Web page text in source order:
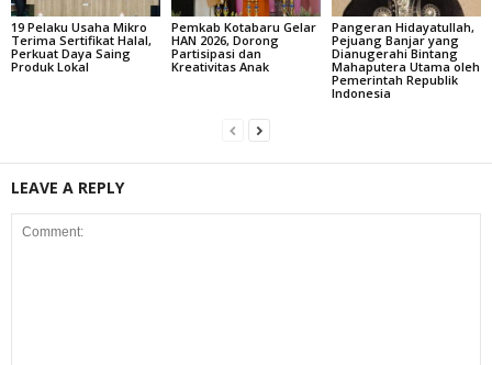
19 Pelaku Usaha Mikro
Terima Sertifikat Halal,
Perkuat Daya Saing
Produk Lokal
Pemkab Kotabaru Gelar
HAN 2026, Dorong
Partisipasi dan
Kreativitas Anak
Pangeran Hidayatullah,
Pejuang Banjar yang
Dianugerahi Bintang
Mahaputera Utama oleh
Pemerintah Republik
Indonesia
LEAVE A REPLY